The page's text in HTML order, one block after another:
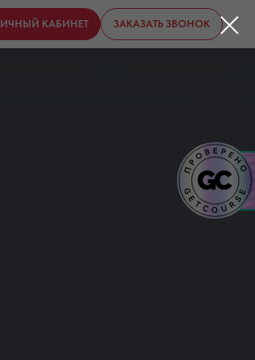
КАБИНЕТ ЗАКАЗАТЬ ЗВОНОК